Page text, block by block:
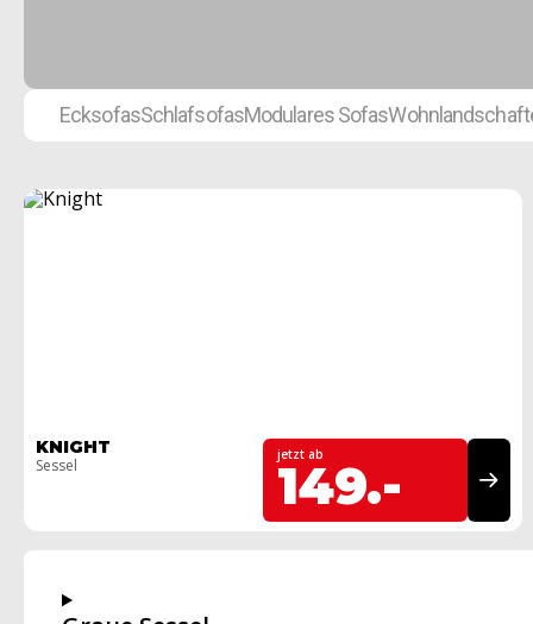
EcksofasSchlafsofasModulares Sofas
KNIGHT
Sessel
jetzt ab
149.-